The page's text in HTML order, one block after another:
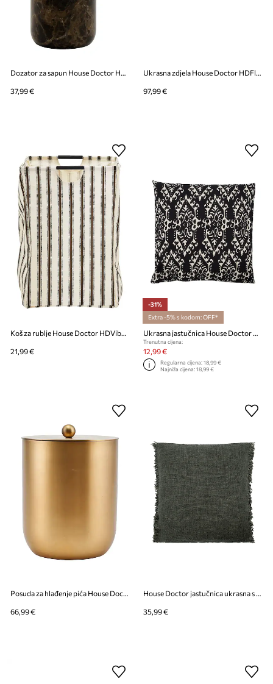
37,99 € 97,99 €
Koš za rublje House Doctor HDVibes 40 x 60 cm
21,99 €
-31%
Extra -5% s kodom: OFF*
Ukrasna jastučnica House Doctor HDIkat 50 x 50 cm
Trenutna cijena:
12,99 €
Regularna cijena:18,99 €
Najniža cijena:18,99 €
Posuda za hlađenje pića House Doctor HDAlir 12 x 14,5 cm
66,99 €
House Doctor jastučnica ukrasna s lanom 50 x 50 cm
35,99 €